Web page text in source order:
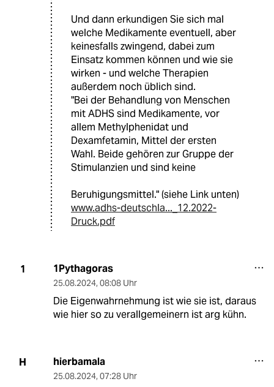
Und dann erkundigen Sie sich mal
welche Medikamente eventuell, aber
keinesfalls zwingend, dabei zum
Einsatz kommen können und wie sie
wirken - und welche Therapien
außerdem noch üblich sind.
"Bei der Behandlung von Menschen
mit ADHS sind Medikamente, vor
allem Methylphenidat und
Dexamfetamin, Mittel der ersten
Wahl. Beide gehören zur Gruppe der
Stimulanzien und sind keine
Beruhigungsmittel." (siehe Link unten)
www.adhs-deutschla..._12.2022-
Druck.pdf
1 1Pythagoras
25.08.2024, 08:08 Uhr
Die Eigenwahrnehmung ist wie sie ist, daraus
wie hier so zu verallgemeinern ist arg kühn.
H hierbamala
25.08.2024, 07:28 Uhr